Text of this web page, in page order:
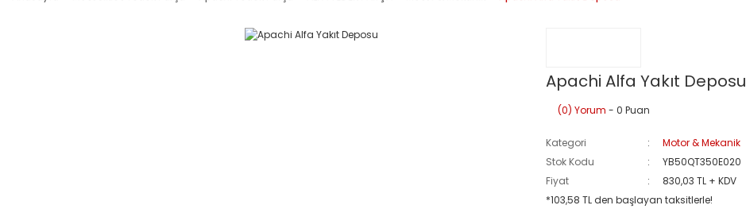
Apachi Alfa Yakıt Deposu
(0) Yorum - 0 Puan
Kategori
Motor & Mekanik
Stok Kodu
YB50QT350E020
Fiyat
830,03 TL + KDV
*103,58 TL den başlayan taksitlerle!